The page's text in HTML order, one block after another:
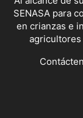
SENASA para
en crianzas e
agricultores